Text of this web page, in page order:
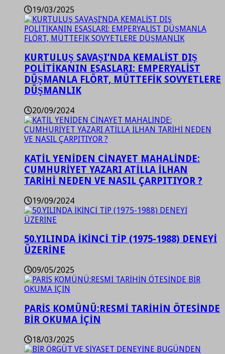
19/03/2025
KURTULUŞ SAVAŞI’NDA KEMALİST DIŞ
POLİTİKANIN ESASLARI: EMPERYALİST
DÜŞMANLA FLÖRT, MÜTTEFİK SOVYETLERE
DÜŞMANLIK
20/09/2024
KATİL YENİDEN CİNAYET MAHALİNDE:
CUMHURİYET YAZARI ATİLLA İLHAN
TARİHİ NEDEN VE NASIL ÇARPITIYOR ?
19/09/2024
50.YILINDA İKİNCİ TİP (1975-1988) DENEYİ
ÜZERİNE
09/05/2025
PARİS KOMÜNÜ:RESMİ TARİHİN ÖTESİNDE
BİR OKUMA İÇİN
18/03/2025